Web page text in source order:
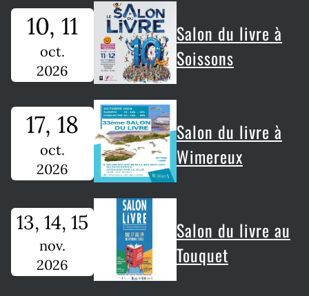
10, 11
oct.
2026
Salon du livre à
Soissons
17, 18
oct.
2026
Salon du livre à
Wimereux
13, 14, 15
nov.
2026
Salon du livre au
Touquet